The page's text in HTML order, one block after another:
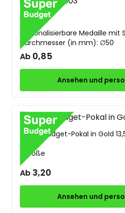
GoldSilberBronze
Personalisierbare Medaille
Durchmesser (in mm): ∅50
Ab 0,85
Ansehen und
Super-Budget-Pokal in Gold
1 Größe
Ab 3,20
Ansehen und